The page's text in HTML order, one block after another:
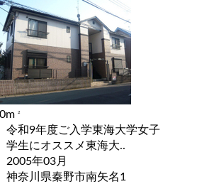
2
令和9年度ご入学東海大学女子
学生にオススメ東海大..
2005年03月
神奈川県秦野市南矢名1